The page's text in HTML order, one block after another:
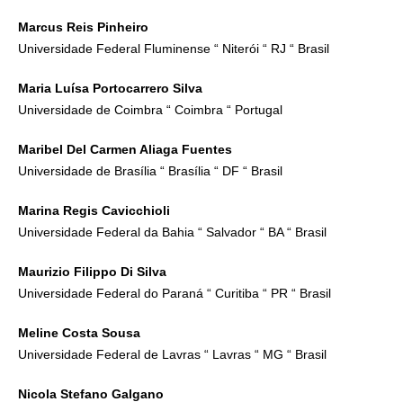
Marcus Reis Pinheiro
Universidade Federal Fluminense “ Niterói “ RJ “ Brasil
Maria Luísa Portocarrero Silva
Universidade de Coimbra “ Coimbra “ Portugal
Maribel Del Carmen Aliaga Fuentes
Universidade de Brasília “ Brasília “ DF “ Brasil
Marina Regis Cavicchioli
Universidade Federal da Bahia “ Salvador “ BA “ Brasil
Maurizio Filippo Di Silva
Universidade Federal do Paraná “ Curitiba “ PR “ Brasil
Meline Costa Sousa
Universidade Federal de Lavras “ Lavras “ MG “ Brasil
Nicola Stefano Galgano